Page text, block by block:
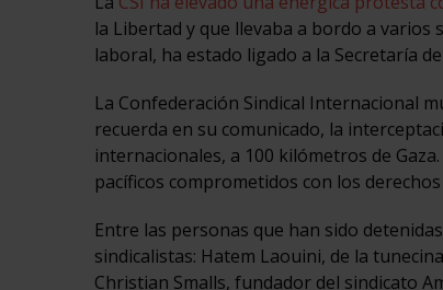
la Libertad y que llevaba a bordo a varios
laboral, ha estado ligado a la Secretaría
La Confederación Sindical Internacional
recuerda en su comunicado, la
internacionales, a 100 kilómetros de
pacíficos comprometidos con los
Entre las personas que han sido
sindicalistas: Hatem Laouini, de la
Christian Smalls, fundador del sindicato